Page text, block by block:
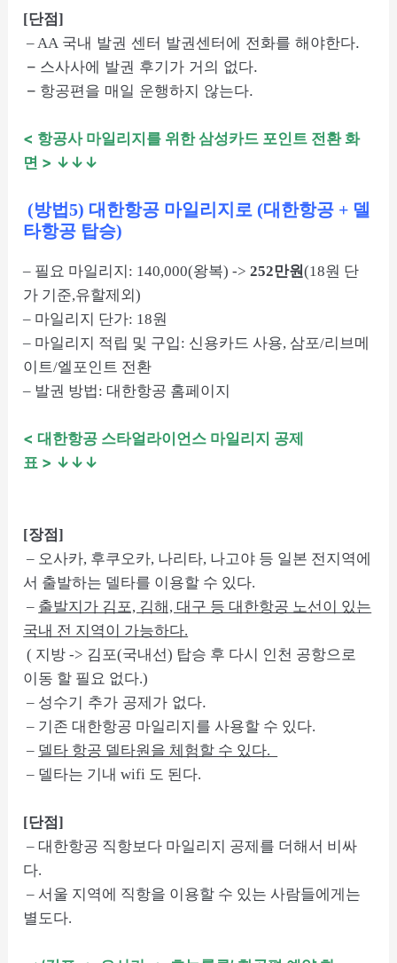
[단점]
– AA 국내 발권 센터 발권센터에 전화를 해야한다.
– 스사사에 발권 후기가 거의 없다.
– 항공편을 매일 운행하지 않는다.
< 항공사 마일리지를 위한 삼성카드 포인트 전환 화
면 > ↓↓↓
(방법5) 대한항공 마일리지로 (대한항공 + 델
타항공 탑승)
– 필요 마일리지: 140,000(왕복) ->252만원(18원 단
가 기준,유할제외)
– 마일리지 단가: 18원
– 마일리지 적립 및 구입: 신용카드 사용, 삼포/리브메
이트/엘포인트 전환
– 발권 방법: 대한항공 홈페이지
< 대한항공 스타얼라이언스 마일리지 공제
표 > ↓↓↓
[장점]
– 오사카, 후쿠오카, 나리타, 나고야 등 일본 전지역에
서 출발하는 델타를 이용할 수 있다.
– 출발지가 김포, 김해, 대구 등 대한항공 노선이 있는
국내 전 지역이 가능하다.
( 지방 -> 김포(국내선) 탑승 후 다시 인천 공항으로
이동 할 필요 없다.)
– 성수기 추가 공제가 없다.
– 기존 대한항공 마일리지를 사용할 수 있다.
– 델타 항공 델타원을 체험할 수 있다.
– 델타는 기내 wifi 도 된다.
[단점]
– 대한항공 직항보다 마일리지 공제를 더해서 비싸
다.
– 서울 지역에 직항을 이용할 수 있는 사람들에게는
별도다.